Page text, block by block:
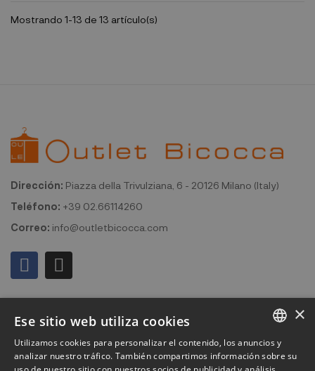
Mostrando 1-13 de 13 artículo(s)
Dirección: Piazza della Trivulziana, 6 - 20126 Milano (Italy)
Teléfono: +39 02.66114260
Correo: info@outletbicocca.com
Suscribirse al boletín de noticias
ITALIAN
×
Ese sitio web utiliza cookies
Utilizamos cookies para personalizar el contenido, los anuncios y
analizar nuestro tráfico. También compartimos información sobre su